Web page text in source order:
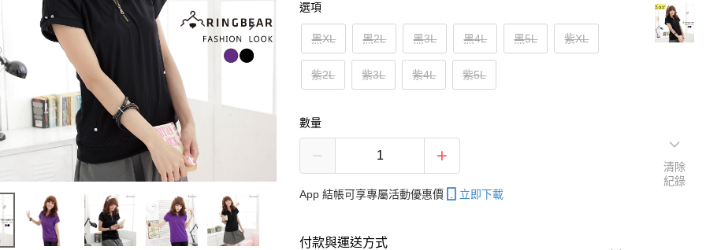
選項
黑XL 黑2L 黑3L 黑4L 黑5L 紫XL
紫2L 紫3L 紫4L 紫5L
數量
App 結帳可享專屬活動優惠價 立即下載
付款與運送方式
清除
紀錄